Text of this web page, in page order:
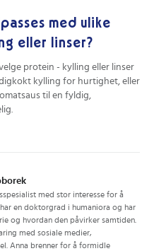
med ulike
eller linser?
protein - kylling eller linser
kylling for hurtighet, eller
til en fyldig,
med stor interesse for å
en doktorgrad i humaniora og har
og hvordan den påvirker samtiden.
med sosiale medier,
Anna brenner for å formidle